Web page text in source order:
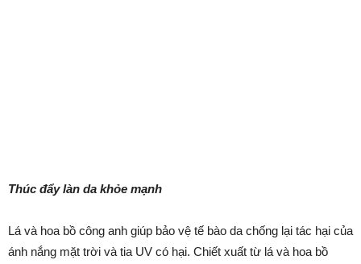
Thúc đẩy làn da khỏe mạnh
Lá và hoa bồ công anh giúp bảo vệ tế bào da chống lại tác hại của
ánh nắng mặt trời và tia UV có hại. Chiết xuất từ ​​lá và hoa bồ